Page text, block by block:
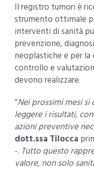
Il registro tumori è
strumento ottimale
interventi di sanità
prevenzione,
neoplastiche e per
controllo e
devono realizzare.
“Nei prossimi mesi
leggere i risultati,
azioni preventive
dott.ssa Tilocca
-. Tutto questo
valore, non solo